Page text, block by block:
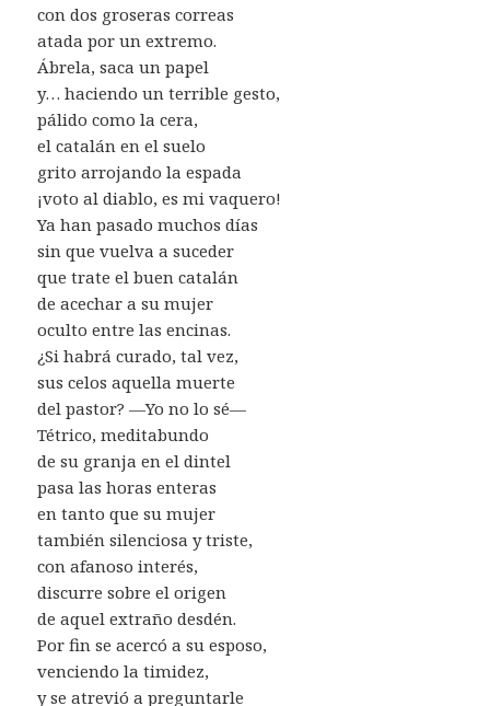
con dos groseras correas
atada por un extremo.
Ábrela, saca un papel
y… haciendo un terrible gesto,
pálido como la cera,
el catalán en el suelo
grito arrojando la espada
¡voto al diablo, es mi vaquero!
Ya han pasado muchos días
sin que vuelva a suceder
que trate el buen catalán
de acechar a su mujer
oculto entre las encinas.
¿Si habrá curado, tal vez,
sus celos aquella muerte
del pastor? —Yo no lo sé—
Tétrico, meditabundo
de su granja en el dintel
pasa las horas enteras
en tanto que su mujer
también silenciosa y triste,
con afanoso interés,
discurre sobre el origen
de aquel extraño desdén.
Por fin se acercó a su esposo,
venciendo la timidez,
y se atrevió a preguntarle